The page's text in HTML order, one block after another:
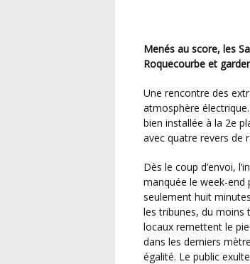
Menés au score, les Saint-Juériens ont réussi à renverser le match pour l’emporter 3-1 contre
Roquecourbe et
Une rencontre des extrêmes s’est jouée ce samedi au stade de l’Albaret, dans une
atmosphère
bien installée à la 2e
avec quatre revers de
Dès le coup d’envoi, l’intensité est au rendez-vous. Les Verts, échaudés par leur entame
manquée le week-
seulement huit
les tribunes, du moins
locaux remettent le
dans les derniers
égalité. Le public